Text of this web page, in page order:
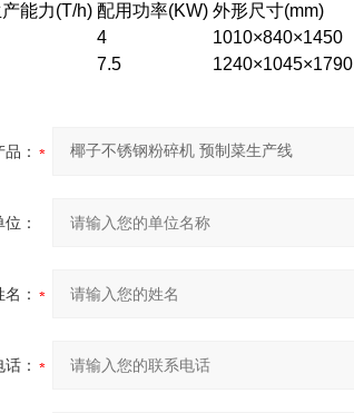
能力(T/h) 配用功率(KW) 外形尺寸(mm)
4
1010×840×1450
7.5 1240×1045×1790
品：
：
：
：